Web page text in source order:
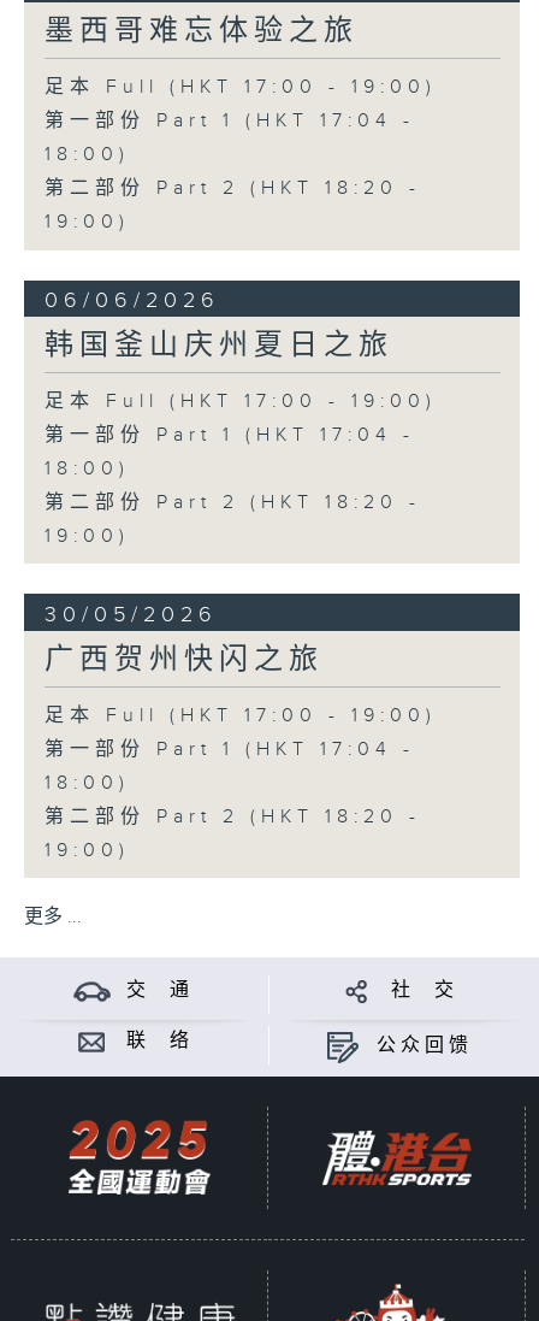
墨西哥难忘体验之旅
足本 Full (HKT 17:00 - 19:00)
第一部份 Part 1 (HKT 17:04 -
18:00)
第二部份 Part 2 (HKT 18:20 -
19:00)
06/06/2026
韩国釜山庆州夏日之旅
足本 Full (HKT 17:00 - 19:00)
第一部份 Part 1 (HKT 17:04 -
18:00)
第二部份 Part 2 (HKT 18:20 -
19:00)
30/05/2026
广西贺州快闪之旅
足本 Full (HKT 17:00 - 19:00)
第一部份 Part 1 (HKT 17:04 -
18:00)
第二部份 Part 2 (HKT 18:20 -
19:00)
更多 ...
交 通 社 交
联 络 公众回馈